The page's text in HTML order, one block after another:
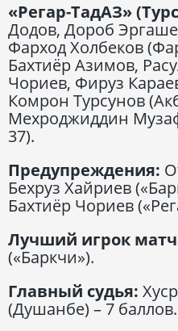
«Регар-ТадАЗ»
Додов, Дороб
Фарход Холбеков
Бахтиёр Азимов,
Чориев, Фируз
Комрон Турсунов
Мехроджиддин
37).
Предупреждения:
Бехруз Хайриев
Бахтиёр Чориев
Лучший игрок
(«Баркчи»).
Главный судья:
(Душанбе) – 7 баллов.